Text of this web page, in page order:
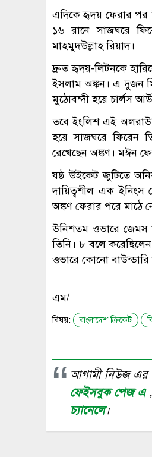
এদিকে হৃদয় ফেরার
১৬ রানে সাজঘরে
মাহমুদউল্লাহ রিয়াদ।
দ্রুত হৃদয়-লিটনকে
ইসলাম অঙ্কন। এ দুজন
মুঠোবন্দী হয়ে চার্লস
তবে ইংলিশ এই
হয়ে সাজঘরে ফিরেন
রেখেছেন অঙ্কণ। মঈন
ষষ্ঠ উইকেট জুটিতে
দায়িত্বশীল এক
অঙ্কণ ফেরার পরে মাঠে
উনিশতম ওভারে জেমস
তিনি। ৮ বলে
ওভারে কোনো বাউন্ডারি
এম/
বিষয়: বাংলাদেশ ক্রিকেট
আগামী নিউজ এর
ফেইসবুক পেজ এ ,
চ্যানেলে।